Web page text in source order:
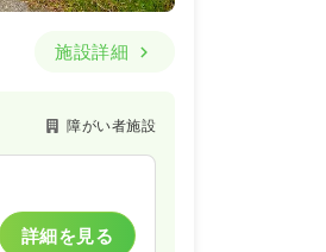
施設詳細
障がい者施設
詳細を見る